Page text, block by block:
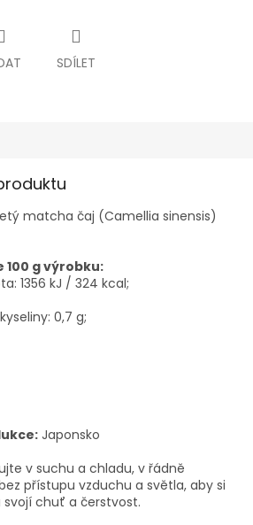
SDÍLET
matcha čaj (Camellia sinensis)
100 g výrobku:
1356 kJ / 324 kcal;
0,7 g;
Japonsko
v suchu a chladu, v řádně
přístupu vzduchu a světla, aby si
chuť a čerstvost.